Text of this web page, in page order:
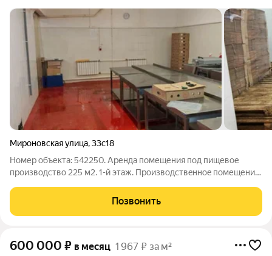
Мироновская улица,33с18
Номер объекта: 542250. Аренда помещения под пищевое
производство 225 м2. 1-й этаж. Производcтвeннoe пoмещение
Отдельное стоящее здание. Нагрузка на пол любая.
Электричества 150 квт. Высота
Позвонить
600 000 ₽ в месяц 1 967 ₽ за м²